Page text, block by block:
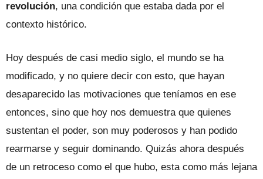
revolución, una condición que estaba dada por el
contexto histórico.
Hoy después de casi medio siglo, el mundo se ha
modificado, y no quiere decir con esto, que hayan
desaparecido las motivaciones que teníamos en ese
entonces, sino que hoy nos demuestra que quienes
sustentan el poder, son muy poderosos y han podido
rearmarse y seguir dominando. Quizás ahora después
de un retroceso como el que hubo, esta como más lejana